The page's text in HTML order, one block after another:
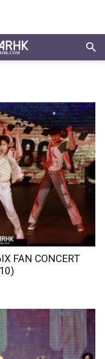
FAN CONCERT